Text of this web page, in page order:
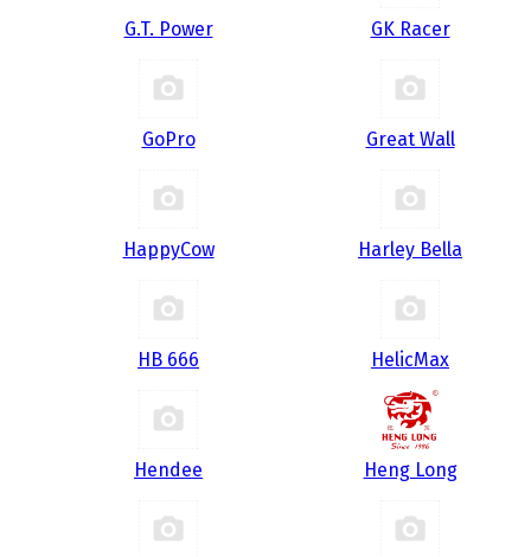
G.T. Power GK Racer
GoPro Great Wall
HappyCow Harley Bella
HB 666 HelicMax
Hendee Heng Long